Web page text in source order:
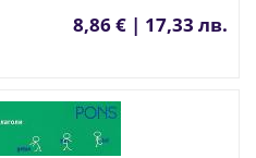
8,86 € | 17,33 лв.